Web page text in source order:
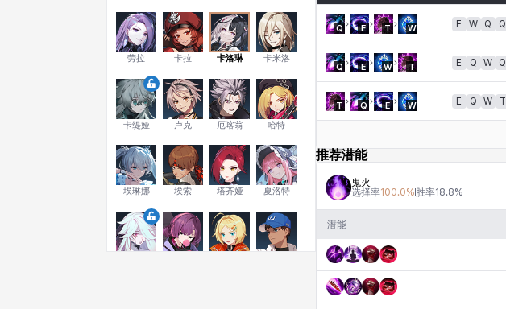
劳拉 卡拉 卡洛琳 卡米洛
卡缇娅 卢克 厄喀翁 哈特
埃琳娜 埃索 塔齐娅 夏洛特
Q E T W E W Q Q
Q E W T E Q W Q
T Q E W E Q W T
推荐潜能
鬼火
选择率100.0% 胜率18.8%
潜能